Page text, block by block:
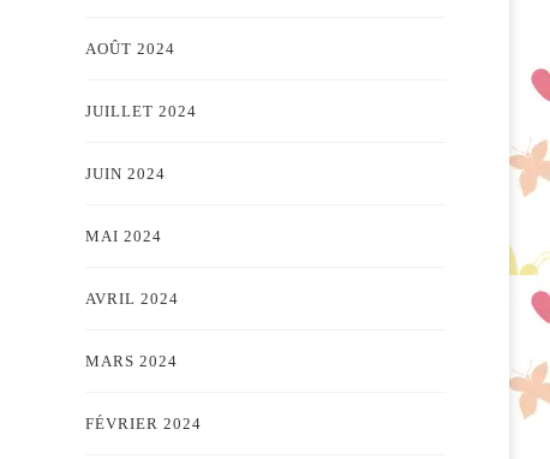
AOÛT 2024
JUILLET 2024
JUIN 2024
MAI 2024
AVRIL 2024
MARS 2024
FÉVRIER 2024